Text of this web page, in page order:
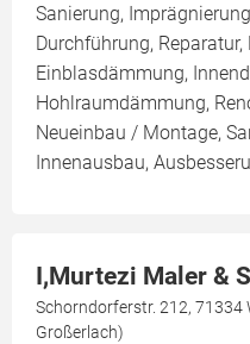
Sanierung,
Durchführung,
Einblasdämmung,
Hohlraumdämmung,
Neueinbau / Montage,
Innenausbau,
I,Murtezi Maler &
Schorndorferstr. 212, 71334
Großerlach)